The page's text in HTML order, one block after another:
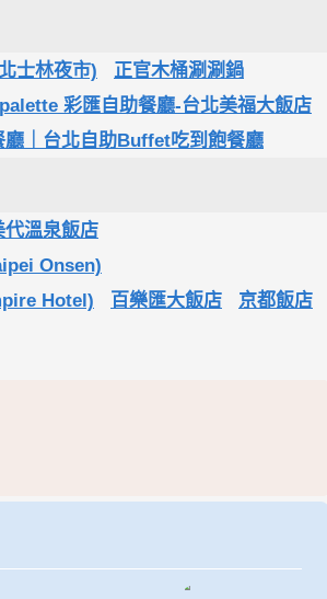
士林夜市)
正官木桶涮涮鍋
palette 彩匯自助餐廳-台北美福大飯店
｜台北自助Buffet吃到飽餐廳
代溫泉飯店
Onsen)
Hotel) 百樂匯大飯店
京都飯店